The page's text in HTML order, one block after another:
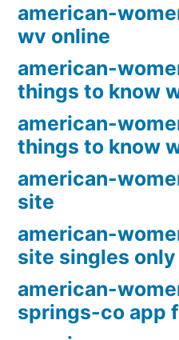
american-
wv online
american-
things to know
american-
things to know
american-
site
american-
site singles only
american-
springs-co app